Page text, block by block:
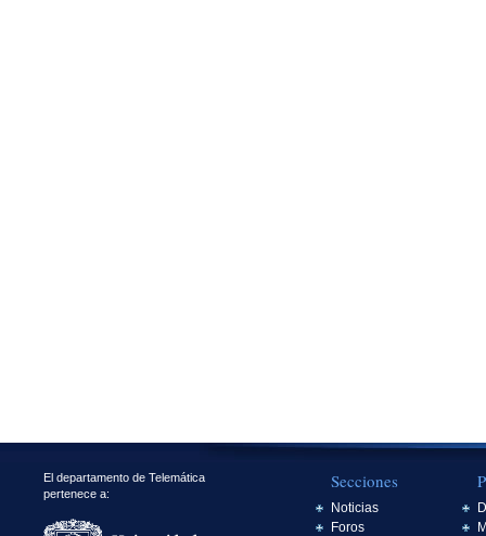
El departamento de Telemática
pertenece a:
Secciones
Noticias
Foros